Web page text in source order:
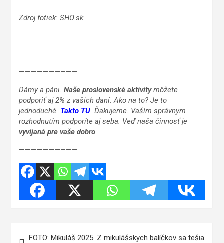
Zdroj fotiek: SHO.sk
———————–——
Dámy a páni. Naše proslovenské aktivitymôžete
podporiť aj 2% z vašich daní. Ako na to? Je to
jednoduché. Takto TU. Ďakujeme. Vaším správnym
rozhodnutím podporíte aj seba. Veď naša činnosť je
vyvíjaná pre vaše dobro.
———————–——
FOTO: Mikuláš 2025. Z mikulášskych balíčkov sa tešia